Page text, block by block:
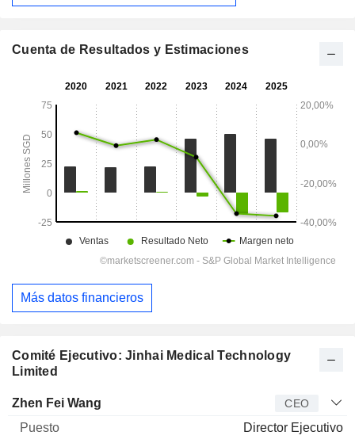
Comité Ejecutivo: Jinhai Medical Technology
Limited
Director Puesto
Zhen Fei Wang CEO
Director Ejecutivo
Cuenta de Resultados y Estimaciones
Más datos financieros